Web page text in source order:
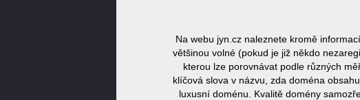
Na webu jyn.cz naleznete kromě
většinou volné (pokud je již někdo
kterou lze porovnávat podle různých
klíčová slova v názvu, zda doména
luxusní doménu. Kvalitě domény